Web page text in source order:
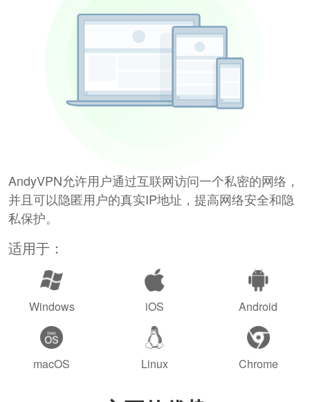
AndyVPN允许用户通过互联网访问一个私密的网络，
并且可以隐匿用户的真实IP地址，提高网络安全和隐
私保护。
适用于：
Windows iOS Android
macOS Linux Chrome